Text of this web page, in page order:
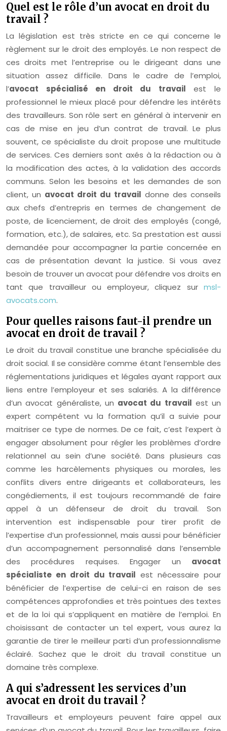
Quel est le rôle d’un avocat en droit du
travail ?
La législation est très stricte en ce qui concerne le
règlement sur le droit des employés. Le non respect de
ces droits met l’entreprise ou le dirigeant dans une
situation assez difficile. Dans le cadre de l’emploi,
l’avocat spécialisé en droit du travail est le
professionnel le mieux placé pour défendre les intérêts
des travailleurs. Son rôle sert en général à intervenir en
cas de mise en jeu d’un contrat de travail. Le plus
souvent, ce spécialiste du droit propose une multitude
de services. Ces derniers sont axés à la rédaction ou à
la modification des actes, à la validation des accords
communs. Selon les besoins et les demandes de son
client, un avocat droit du travail donne des conseils
aux chefs d’entrepris en termes de changement de
poste, de licenciement, de droit des employés (congé,
formation, etc.), de salaires, etc. Sa prestation est aussi
demandée pour accompagner la partie concernée en
cas de présentation devant la justice. Si vous avez
besoin de trouver un avocat pour défendre vos droits en
tant que travailleur ou employeur, cliquez sur msl-
avocats.com.
Pour quelles raisons faut-il prendre un
avocat en droit de travail ?
Le droit du travail constitue une branche spécialisée du
droit social. Il se considère comme étant l’ensemble des
réglementations juridiques et légales ayant rapport aux
liens entre l’employeur et ses salariés. A la différence
d’un avocat généraliste, un avocat du travail est un
expert compétent vu la formation qu’il a suivie pour
maitriser ce type de normes. De ce fait, c’est l’expert à
engager absolument pour régler les problèmes d’ordre
relationnel au sein d’une société. Dans plusieurs cas
comme les harcèlements physiques ou morales, les
conflits divers entre dirigeants et collaborateurs, les
congédiements, il est toujours recommandé de faire
appel à un défenseur de droit du travail. Son
intervention est indispensable pour tirer profit de
l’expertise d’un professionnel, mais aussi pour bénéficier
d’un accompagnement personnalisé dans l’ensemble
des procédures requises. Engager un avocat
spécialiste en droit du travail est nécessaire pour
bénéficier de l’expertise de celui-ci en raison de ses
compétences approfondies et très pointues des textes
et de la loi qui s’appliquent en matière de l’emploi. En
choisissant de contacter un tel expert, vous aurez la
garantie de tirer le meilleur parti d’un professionnalisme
éclairé. Sachez que le droit du travail constitue un
domaine très complexe.
A qui s’adressent les services d’un
avocat en droit du travail ?
Travailleurs et employeurs peuvent faire appel aux